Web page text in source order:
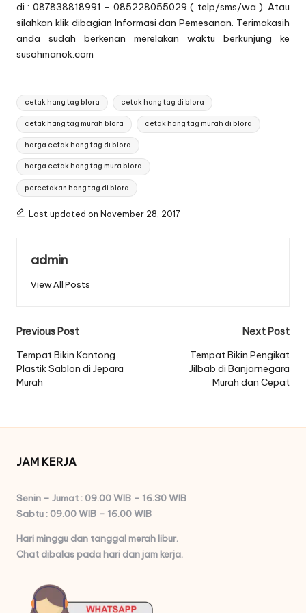
di : 087838818991 – 085228055029 ( telp/sms/wa ). Atau
silahkan klik dibagian Informasi dan Pemesanan. Terimakasih
anda sudah berkenan merelakan waktu berkunjung ke
susohmanok.com
Tags:
cetak hang tag blora cetak hang tag di blora
cetak hang tag murah blora cetak hang tag murah di blora
harga cetak hang tag di blora
harga cetak hang tag mura blora
percetakan hang tag di blora
Last updated on November 28, 2017
admin
View All Posts
Post
navigation
Previous Post
Tempat Bikin Kantong
Plastik Sablon di Jepara
Murah
Next Post
Tempat Bikin Pengikat
Jilbab di Banjarnegara
Murah dan Cepat
JAM KERJA
Senin – Jumat : 09.00 WIB – 16.30 WIB
Sabtu : 09.00 WIB – 16.00 WIB
Hari minggu dan tanggal merah libur.
Chat dibalas pada hari dan jam kerja.